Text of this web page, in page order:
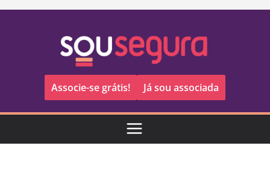
Pular
Associe-se grátis! Já sou associada